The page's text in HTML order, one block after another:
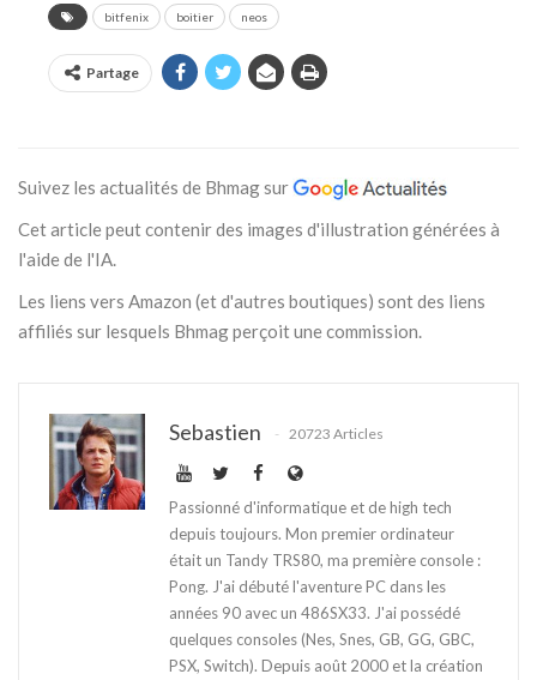
bitfenix boitier neos
Partage
Suivez les actualités de Bhmag sur
Cet article peut contenir des images d'illustration générées à
l'aide de l'IA.
Les liens vers Amazon (et d'autres boutiques) sont des liens
affiliés sur lesquels Bhmag perçoit une commission.
Sebastien 20723 Articles
Passionné d'informatique et de high tech
depuis toujours. Mon premier ordinateur
était un Tandy TRS80, ma première console :
Pong. J'ai débuté l'aventure PC dans les
années 90 avec un 486SX33. J'ai possédé
quelques consoles (Nes, Snes, GB, GG, GBC,
PSX, Switch). Depuis août 2000 et la création